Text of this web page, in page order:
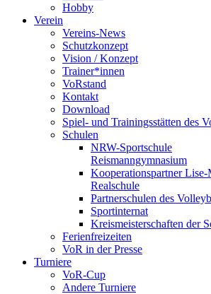
Hobby
Verein
Vereins-News
Schutzkonzept
Vision / Konzept
Trainer*innen
VoRstand
Kontakt
Download
Spiel- und Trainingsstätten des
Schulen
NRW-Sportschule
Reismanngymnasium
Kooperationspartner Lise-
Realschule
Partnerschulen des
Sportinternat
Kreismeisterschaften der
Ferienfreizeiten
VoR in der Presse
Turniere
VoR-Cup
Andere Turniere